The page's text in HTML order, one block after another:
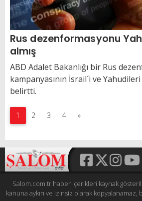
Rus dezenformasyonu
almış
ABD Adalet Bakanlığı bir Rus
kampanyasının İsrail´i ve Yahudileri
belirtti.
1 2 3 4 »
Salom.com.tr haber içerikleri kaynak
kanuna aykırı ve izinsiz olarak kopyalanamaz,